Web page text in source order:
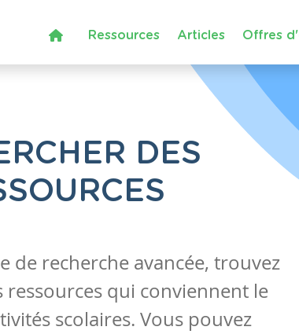
Ressources Articles Offres
DES
de recherche avancée, trouvez
ressources qui conviennent le
scolaires. Vous pouvez